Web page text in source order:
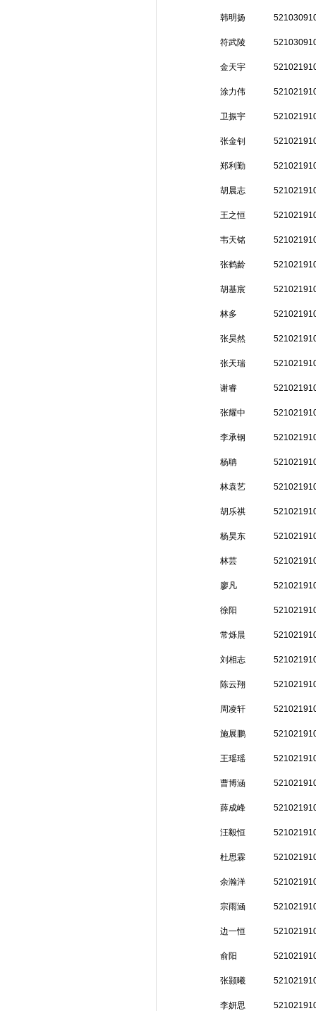
韩明扬
符武陵
金天宇
涂力伟
卫振宇
张金钊
郑利勤
胡晨志
王之恒
韦天铭
张鹤龄
胡基宸
林多
张昊然
张天瑞
谢睿
张耀中
李承钢
杨聃
林袁艺
胡乐祺
杨昊东
林芸
廖凡
徐阳
常烁晨
刘相志
陈云翔
周凌轩
施展鹏
王瑶瑶
曹博涵
薛成峰
汪毅恒
杜思霖
余瀚洋
宗雨涵
边一恒
俞阳
张颢曦
李妍思